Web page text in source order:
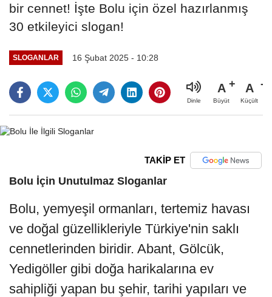
bir cennet! İşte Bolu için özel hazırlanmış
30 etkileyici slogan!
SLOGANLAR 16 Şubat 2025 - 10:28
Dinle
A
Büyüt
A
Küçült
TAKİP ET
Bolu İçin Unutulmaz Sloganlar
Bolu, yemyeşil ormanları, tertemiz havası
ve doğal güzellikleriyle Türkiye'nin saklı
cennetlerinden biridir. Abant, Gölcük,
Yedigöller gibi doğa harikalarına ev
sahipliği yapan bu şehir, tarihi yapıları ve